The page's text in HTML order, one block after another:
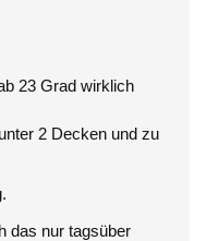
23 Grad wirklich
2 Decken und zu
das nur tagsüber